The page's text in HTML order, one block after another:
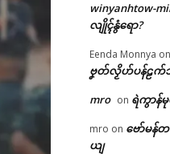
winyanhtow-
လျိုၚ်နွံရော?
Eenda Monnya on
ဗၞတ်လၟိဟ်ပန်ဠက်ဘ
mro on ရဲကွာန်
mro on ဗော်မ
ယျ